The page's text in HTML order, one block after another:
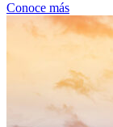
Conoce más